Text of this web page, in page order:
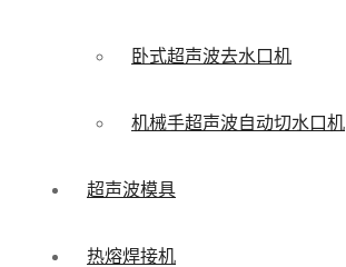
卧式超声波去水口机
机械手超声波自动切水口机
超声波模具
热熔焊接机